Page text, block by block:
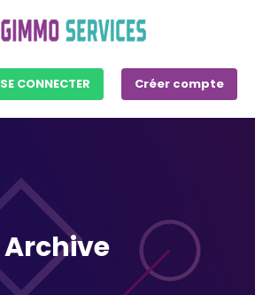
SE CONNECTER Créer compte
Archive